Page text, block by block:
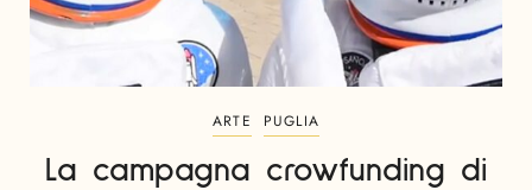
ARTE PUGLIA
La campagna crowfunding di